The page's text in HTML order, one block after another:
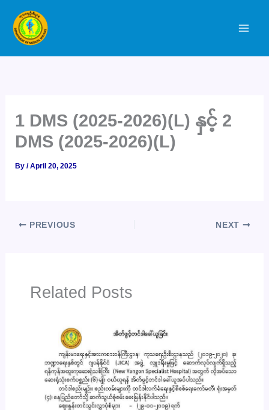
content
1 DMS (2025-2026)(L) နှင့် 2
DMS (2025-2026)(L)
By/April 20, 2025
PREVIOUS NEXT
Related Posts